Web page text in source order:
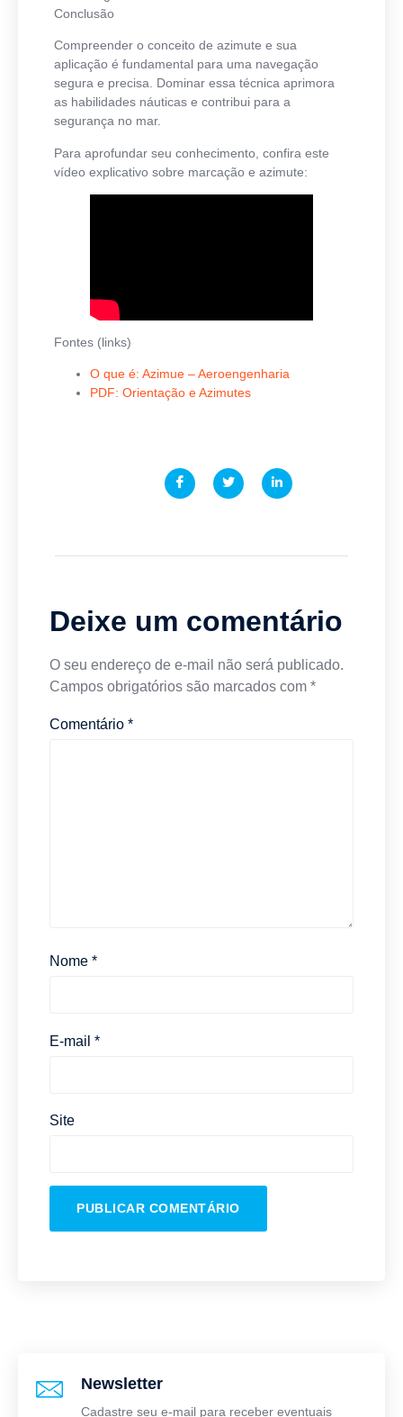
Conclusão
Compreender o conceito de azimute e sua
aplicação é fundamental para uma navegação
segura e precisa. Dominar essa técnica aprimora
as habilidades náuticas e contribui para a
segurança no mar.
Para aprofundar seu conhecimento, confira este
vídeo explicativo sobre marcação e azimute:
Fontes (links)
O que é: Azimue – Aeroengenharia
PDF: Orientação e Azimutes
Deixe um comentário
O seu endereço de e-mail não será publicado.
Campos obrigatórios são marcados com *
Comentário *
Nome *
E-mail *
Site
Newsletter
Cadastre seu e-mail para receber eventuais